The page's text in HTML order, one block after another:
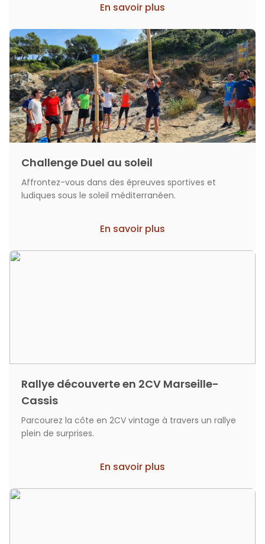
En savoir plus
Challenge Duel au soleil
Affrontez-vous dans des épreuves sportives et
ludiques sous le soleil méditerranéen.
En savoir plus
Rallye découverte en 2CV Marseille-
Cassis
Parcourez la côte en 2CV vintage à travers un rallye
plein de surprises.
En savoir plus